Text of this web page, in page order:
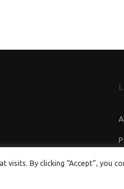
By clicking “Accept”, you